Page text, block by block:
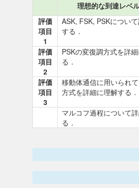
理想的な到達レベ
評価
項目
1
ASK, FSK, PSKについ
する．
評価
項目
2
PSKの変復調方式を詳
る．
評価
項目
3
移動体通信に用いられ
方式を詳細に理解する．
マルコフ過程について
る．